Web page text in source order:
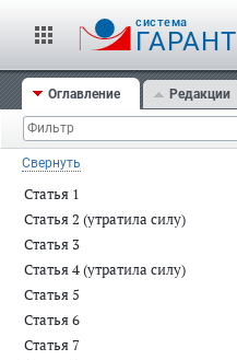
cистема
ГАРАНТ
Оглавление Редакции
Свернуть
Статья 1
Статья 2 (утратила силу)
Статья 3
Статья 4 (утратила силу)
Статья 5
Статья 6
Статья 7